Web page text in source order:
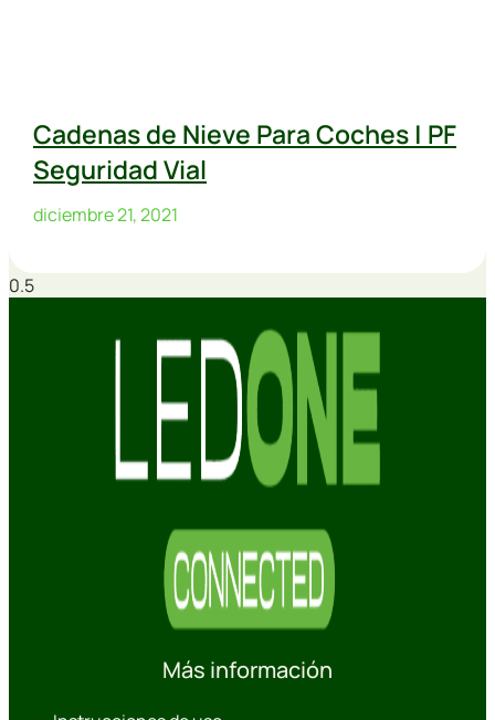
Cadenas de Nieve Para Coches | PF
Seguridad Vial
diciembre 21, 2021
Más información